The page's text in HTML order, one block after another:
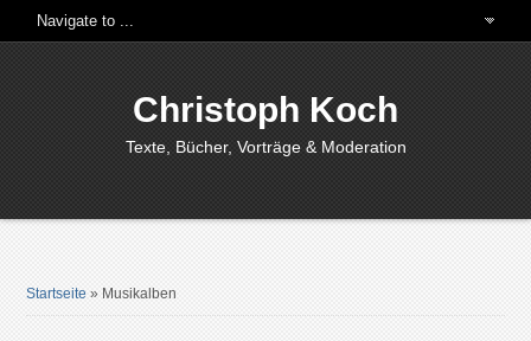
Christoph Koch
Texte, Bücher, Vorträge & Moderation
Startseite » Musikalben